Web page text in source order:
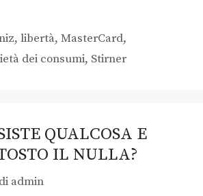
,libertà,MasterCard,
dei consumi, Stirner
QUALCOSA E
IL NULLA?
di admin